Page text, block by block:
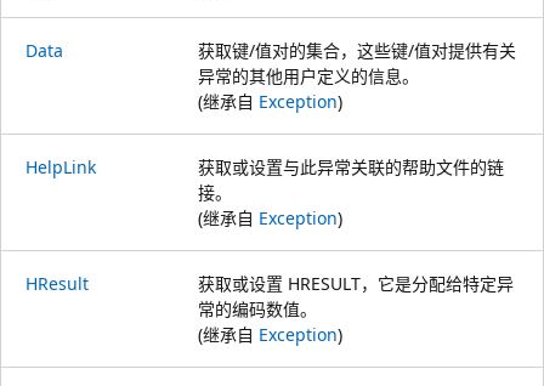
Data
获取键/值对的集合，这些键/值对提供有关
异常的其他用户定义的信息。
(继承自 Exception)
HelpLink
获取或设置与此异常关联的帮助文件的链
接。
(继承自 Exception)
HResult
获取或设置 HRESULT，它是分配给特定异
常的编码数值。
(继承自 Exception)